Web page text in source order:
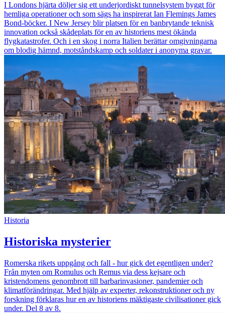
I Londons hjärta döljer sig ett underjordiskt tunnelsystem byggt för
hemliga operationer och som sägs ha inspirerat Ian Flemings James
Bond-böcker. I New Jersey blir platsen för en banbrytande teknisk
innovation också skådeplats för en av historiens mest ökända
flygkatastrofer. Och i en skog i norra Italien berättar omgivningarna
om blodig hämnd, motståndskamp och soldater i anonyma gravar.
Historia
Historiska mysterier
Romerska rikets uppgång och fall - hur gick det egentligen under?
Från myten om Romulus och Remus via dess kejsare och
kristendomens genombrott till barbarinvasioner, pandemier och
klimatförändringar. Med hjälp av experter, rekonstruktioner och ny
forskning förklaras hur en av historiens mäktigaste civilisationer gick
under. Del 8 av 8.